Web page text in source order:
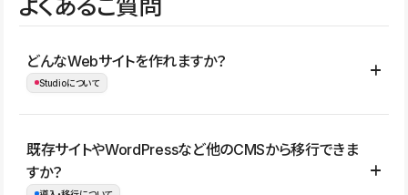
どんなWebサイトを作れますか？
Studioについて
コーポレートサイト、サービスサイト、LP、採用サイト、ブロ
グ・メディア、イベントサイト、店舗・商品紹介サイト、ポートフ
ォリオなど幅広く制作できます。
既存サイトやWordPressなど他のCMSから移行できま
すか？